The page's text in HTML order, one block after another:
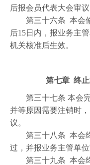
后报会员代表大会审议
第三十六条 本会修
后15日内，报业务主
机关核准后生效。
第七章 终
第三十七条 本会完
并等原因需要注销时
议。
第三十八条 本会终
过，并报业务主管单
第三十九条 本会终